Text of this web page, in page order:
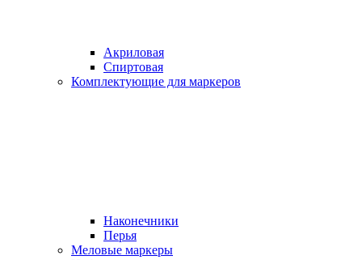
Акриловая
Спиртовая
Комплектующие для маркеров
Наконечники
Перья
Меловые маркеры